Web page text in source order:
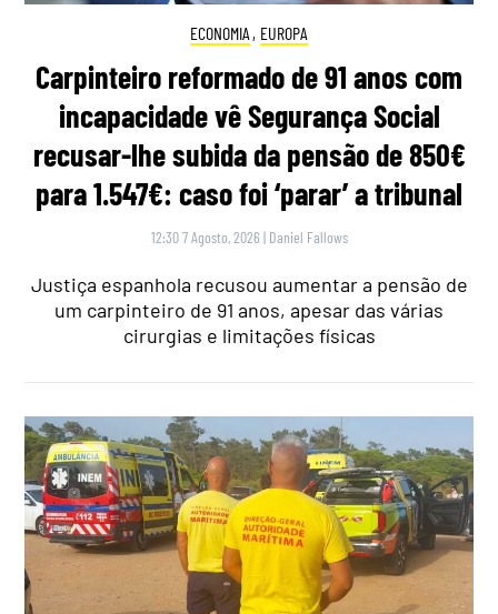
ECONOMIA , EUROPA
Carpinteiro reformado de 91 anos com
incapacidade vê Segurança Social
recusar-lhe subida da pensão de 850€
para 1.547€: caso foi ‘parar’ a tribunal
12:30 7 Agosto, 2026 | Daniel Fallows
Justiça espanhola recusou aumentar a pensão de
um carpinteiro de 91 anos, apesar das várias
cirurgias e limitações físicas